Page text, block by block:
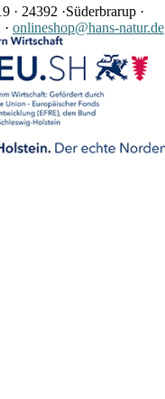
· 24392 ·Süderbrarup ·
· onlineshop@hans-natur.de